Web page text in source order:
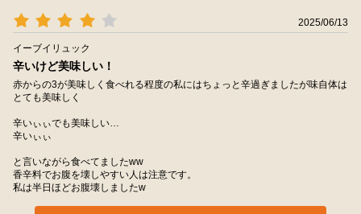
2025/06/13
イーブイリュック
辛いけど美味しい！
赤からの3が美味しく食べれる程度の私にはちょっと辛過ぎましたが味自体は
とても美味しく
辛いぃぃでも美味しい…
辛いぃぃ
と言いながら食べてましたww
香辛料でお腹を壊しやすい人は注意です。
私は半日ほどお腹壊しましたw